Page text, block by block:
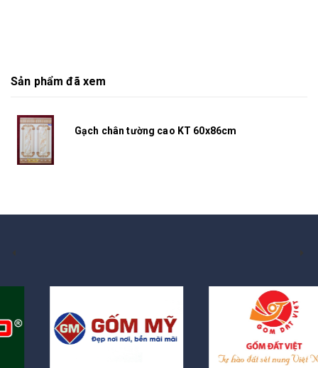
Sản phẩm đã xem
Gạch chân tường cao KT 60x86cm